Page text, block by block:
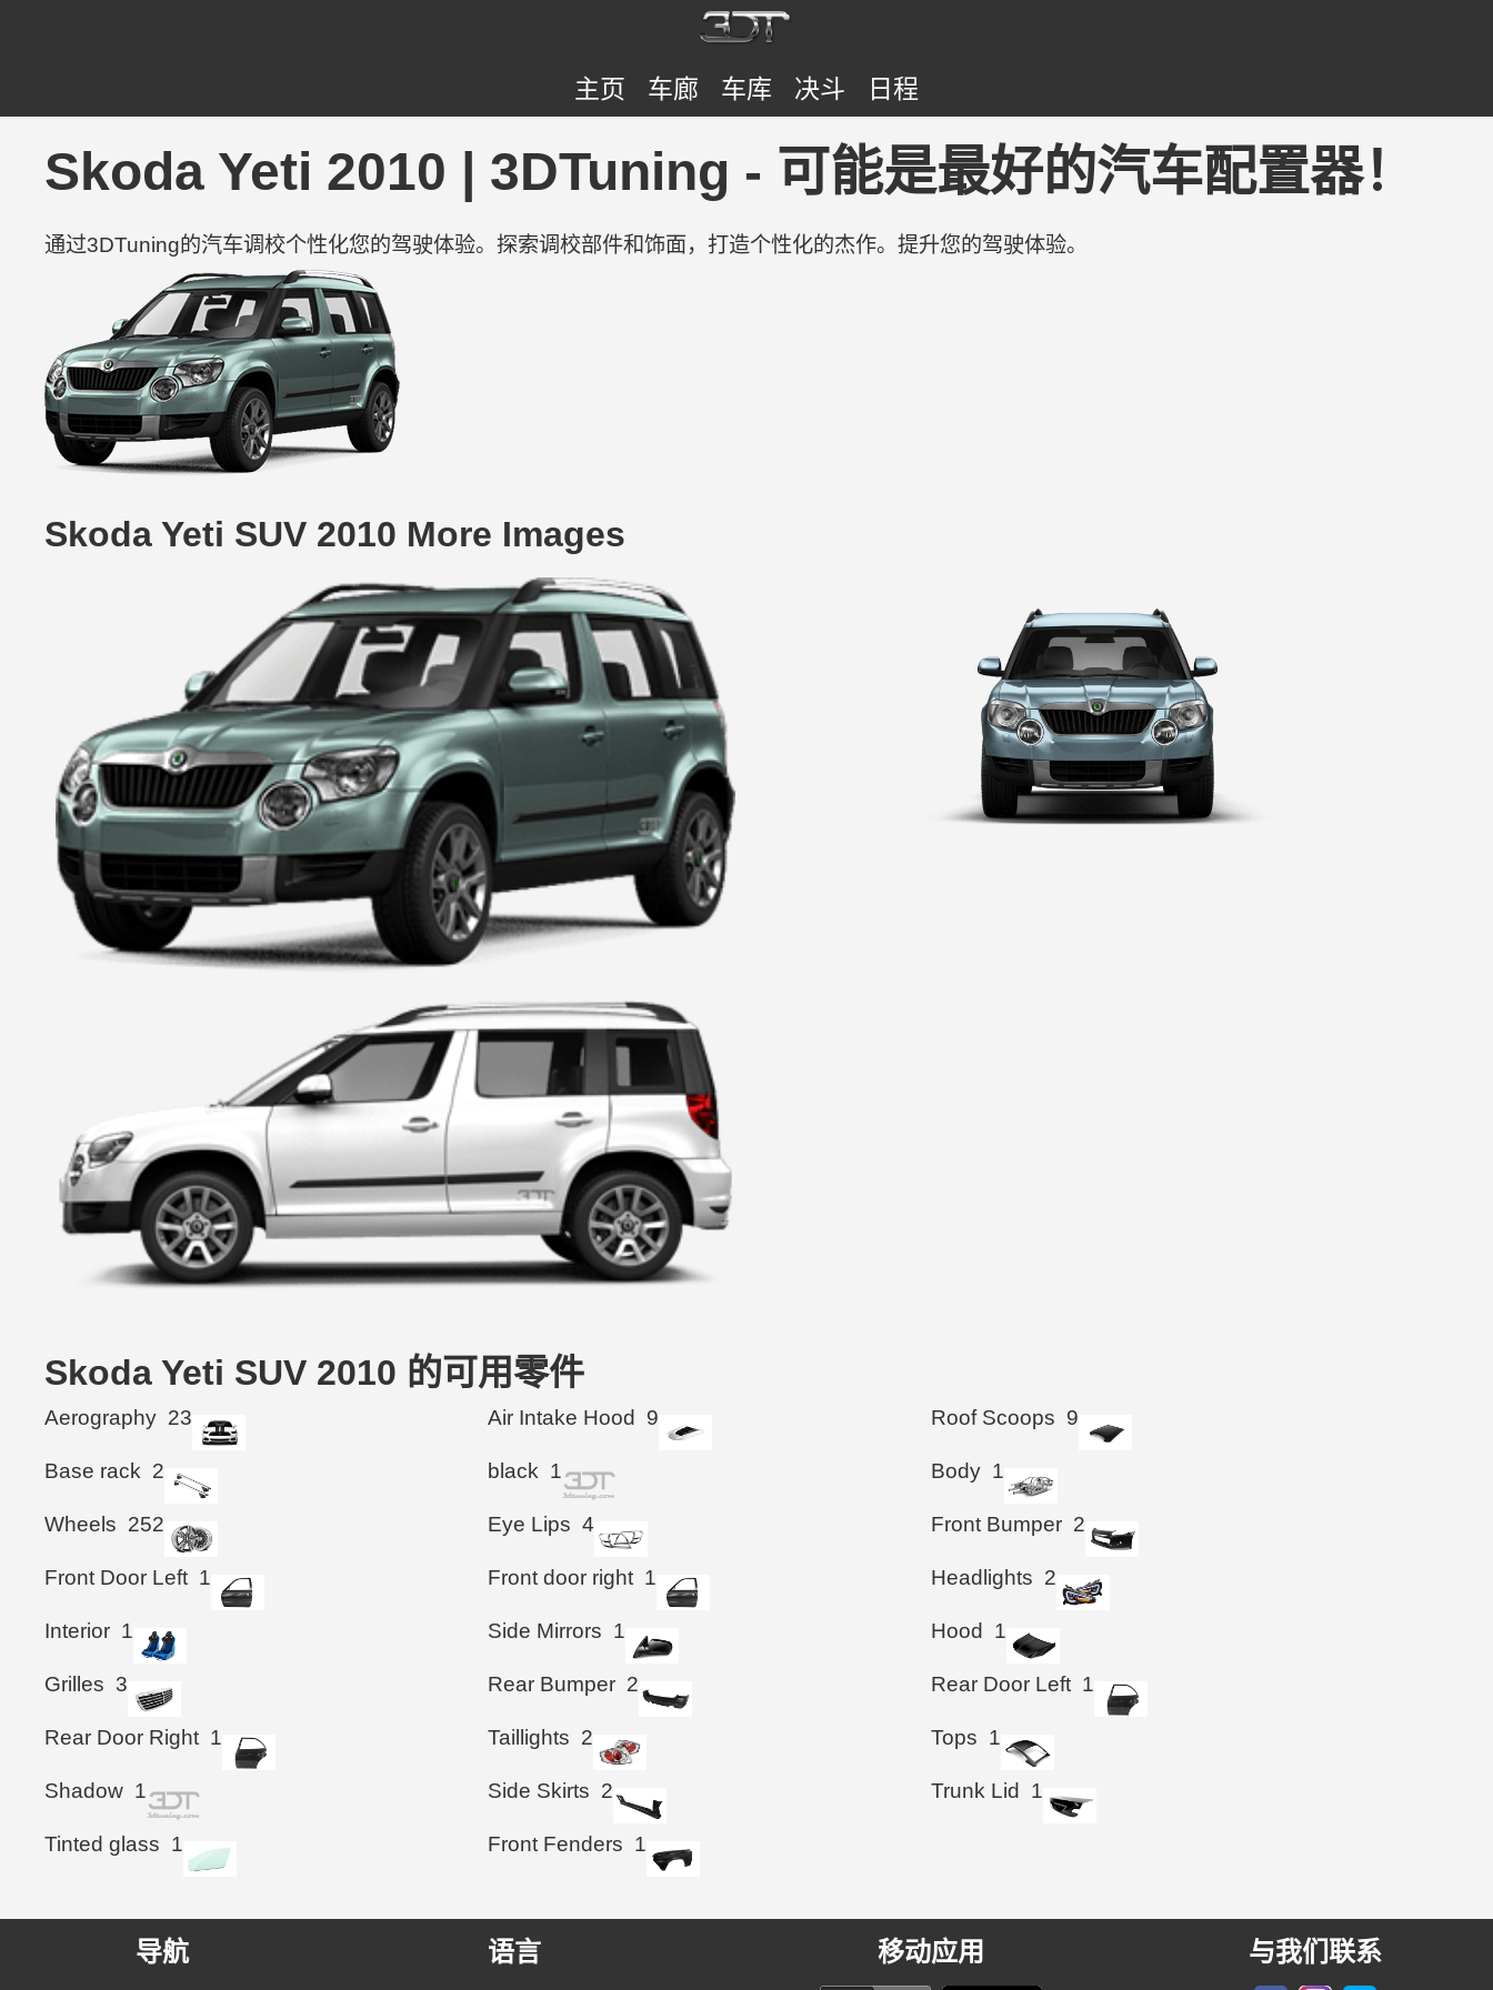
主页 车廊 车库 决斗 日程
Skoda Yeti 2010 | 3DTuning - 可能是最好的汽车配置器！
通过3DTuning的汽车调校个性化您的驾驶体验。探索调校部件和饰面，打造个性化的杰作。提升您的驾驶体验。
Skoda Yeti SUV 2010 More Images
Skoda Yeti SUV 2010 的可用零件
Aerography 23 Air Intake Hood 9 Roof Scoops 9
Base rack 2 black 1 Body 1
Wheels 252 Eye Lips 4 Front Bumper 2
Front Door Left 1 Front door right 1 Headlights 2
Interior 1 Side Mirrors 1 Hood 1
Grilles 3 Rear Bumper 2 Rear Door Left 1
Rear Door Right 1 Taillights 2 Tops 1
Shadow 1 Side Skirts 2 Trunk Lid 1
Tinted glass 1 Front Fenders 1
导航 语言 移动应用 与我们联系